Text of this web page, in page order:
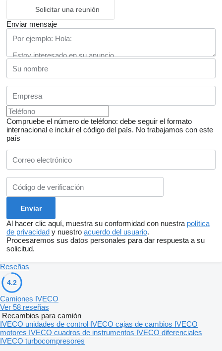
Solicitar una reunión
Enviar mensaje
Compruebe el número de teléfono: debe seguir el formato
internacional e incluir el código del país. No trabajamos con este
país
Al hacer clic aquí, muestra su conformidad con nuestra política
de privacidad y nuestro acuerdo del usuario.
Procesaremos sus datos personales para dar respuesta a su
solicitud.
Reseñas
4.2
Camiones IVECO
Ver 58 reseñas
Recambios para camión
IVECO unidades de control IVECO cajas de cambios IVECO
motores IVECO cuadros de instrumentos IVECO diferenciales
IVECO turbocompresores